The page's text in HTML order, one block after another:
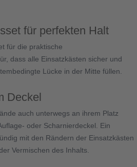
für perfekten Halt
für die praktische
dass alle Einsatzkästen sicher und
Lücke in der Mitte füllen.
Deckel
auch unterwegs an ihrem Platz
oder Scharnierdeckel. Ein
mit den Rändern der Einsatzkästen
Vermischen des Inhalts.